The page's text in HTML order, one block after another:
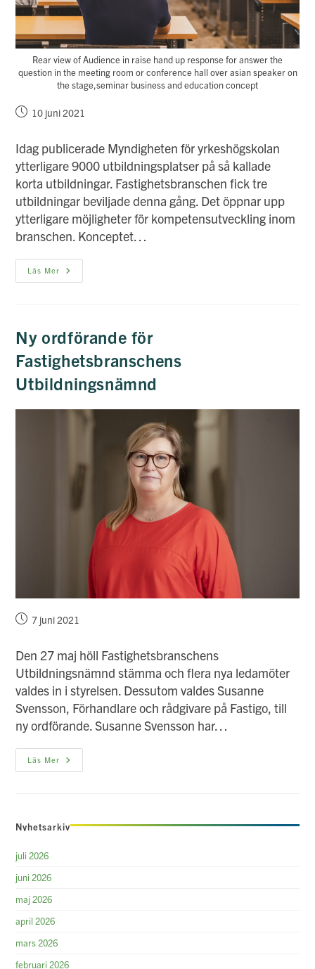
Rear view of Audience in raise hand up response for answer the
question in the meeting room or conference hall over asian speaker on
the stage,seminar business and education concept
Inlägget10 juni 2021
Idag publicerade Myndigheten för yrkeshögskolan
ytterligare 9000 utbildningsplatser på så kallade
korta utbildningar. Fastighetsbranschen fick tre
utbildningar beviljade denna gång. Det öppnar upp
ytterligare möjligheter för kompetensutveckling inom
branschen. Konceptet…
Läs Mer Fler
Korta
Ny ordförande för
Fastighetsbranschens
Utbildningsnämnd
Inlägget7 juni 2021
Den 27 maj höll Fastighetsbranschens
Utbildningsnämnd stämma och flera nya ledamöter
valdes in i styrelsen. Dessutom valdes Susanne
Svensson, Förhandlare och rådgivare på Fastigo, till
ny ordförande. Susanne Svensson har…
Läs Mer Ny
Ordförande
Nyhetsarkiv
juli 2026
juni 2026
maj 2026
april 2026
mars 2026
februari 2026